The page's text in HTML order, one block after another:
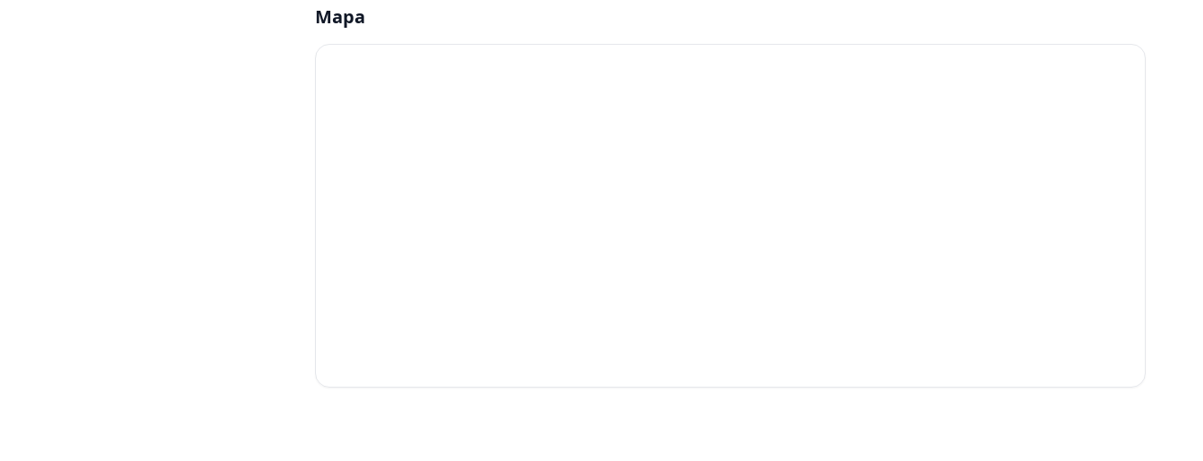
Mapa